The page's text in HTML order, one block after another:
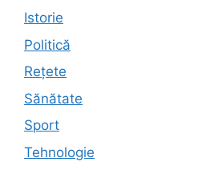
Istorie
Politică
Rețete
Sănătate
Sport
Tehnologie